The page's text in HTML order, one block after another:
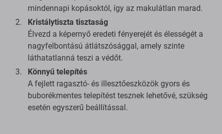
mindennapi kopásoktól, így az makulátlan marad.
Kristálytiszta tisztaság
Élvezd a képernyő eredeti fényerejét és élességét a
nagyfelbontású átlátszósággal, amely szinte
láthatatlanná teszi a védőt.
Könnyű telepítés
A fejlett ragasztó- és illesztőeszközök gyors és
buborékmentes telepítést tesznek lehetővé, szükség
esetén egyszerű beállítással.